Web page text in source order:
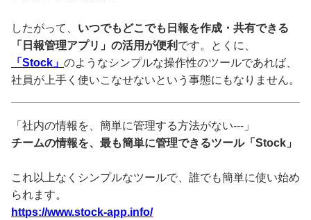
したがって、 いつでもどこでも日報を作成・共有できる
「日報管理アプリ」の活用が便利 です。とくに、
「Stock」 のようなシンプルな操作性のツールであれば、
社員が上手く使いこなせないという事態にもなりません。
「社内の情報を、簡単に管理する方法がない---」
チームの情報を、最も簡単に管理できるツール「Stock」
これ以上なくシンプルなツールで、誰でも簡単に使い始め
られます。
https://www.stock-app.info/